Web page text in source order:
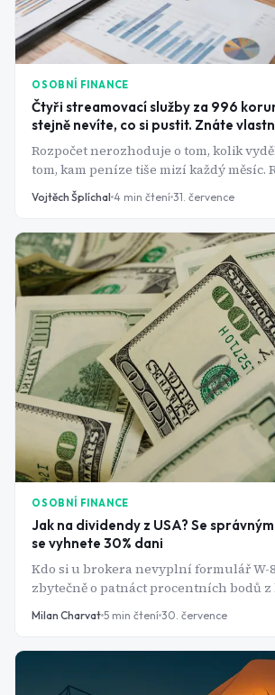
OSOBNÍ FINANCE
Čtyři streamovací služby za 996
stejně nevíte, co si pustit. Znáte
Rozpočet nerozhoduje o tom, kolik
tom, kam peníze tiše mizí každý měsíc.
fixními a variabilními výdaji je přitom
lidí nikdy pořádně nepoužije.
Vojtěch Šplíchal 4 min čtení 31. července
OSOBNÍ FINANCE
Jak na dividendy z USA? Se
se vyhnete 30% dani
Kdo si u brokera nevyplní formulář W-
zbytečně o patnáct procentních bodů z
funguje srážková daň, kam patří
Milan Charvat 5 min čtení 30. července